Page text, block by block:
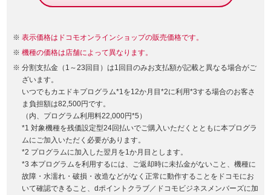
表示価格はドコモオンラインショップの販売価格です。
機種の価格は店舗によって異なります。
分割支払金（1～23回目）は1回目のみお支払額が記載と異なる場合がご
ざいます。
いつでもカエドキプログラム*1を12か月目*2に利用*3する場合のお客さ
ま負担額は82,500円です。
（内、プログラム利用料22,000円*5）
*1 対象機種を残価設定型24回払いでご購入いただくとともに本プログラ
ムにご加入いただく必要があります。
*2 プログラムに加入した翌月を1か月目とします。
*3 本プログラムを利用するには、ご返却時に未払金がないこと、機種に
故障・水濡れ・破損・改造などがなく正常に動作することをドコモにお
いて確認できること、dポイントクラブ／ドコモビジネスメンバーズに加